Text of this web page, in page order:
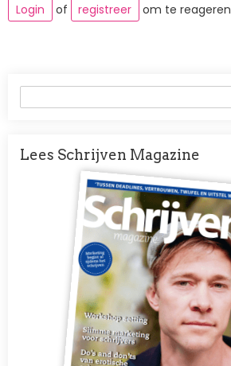
Login of registreer om te reageren
Lees Schrijven Magazine
Afbeelding